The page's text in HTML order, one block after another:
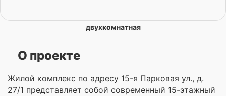
двухкомнатная
О проекте
Жилой комплекс по адресу 15-я Парковая ул., д.
27/1 представляет собой современный 15-этажный